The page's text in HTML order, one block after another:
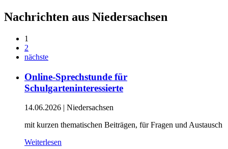
Nachrichten aus Niedersachsen
1
2
nächste
Online-Sprechstunde für
Schulgarteninteressierte
14.06.2026 | Niedersachsen
mit kurzen thematischen Beiträgen, für Fragen und Austausch
Weiterlesen